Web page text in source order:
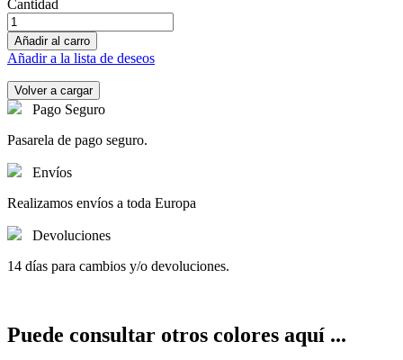
Cantidad
Añadir al carro
Añadir a la lista de deseos
Pago Seguro
Pasarela de pago seguro.
Envíos
Realizamos envíos a toda Europa
Devoluciones
14 días para cambios y/o devoluciones.
Puede consultar otros colores aquí ...